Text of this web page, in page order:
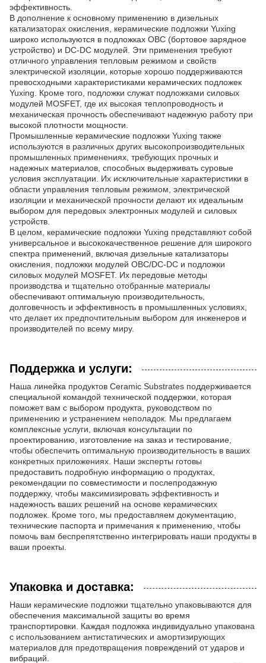
эффективность.
В дополнение к основному применению в дизельных
катализаторах окисления, керамические подложки Yuxing
широко используются в подложках OBC (бортовое зарядное
устройство) и DC-DC модулей. Эти применения требуют
отличного управления тепловым режимом и свойств
электрической изоляции, которые хорошо поддерживаются
превосходными характеристиками керамических подложек
Yuxing. Кроме того, подложки служат подложками силовых
модулей MOSFET, где их высокая теплопроводность и
механическая прочность обеспечивают надежную работу при
высокой плотности мощности.
Промышленные керамические подложки Yuxing также
используются в различных других высокопроизводительных
промышленных применениях, требующих прочных и
надежных материалов, способных выдерживать суровые
условия эксплуатации. Их исключительные характеристики в
области управления тепловым режимом, электрической
изоляции и механической прочности делают их идеальным
выбором для передовых электронных модулей и силовых
устройств.
В целом, керамические подложки Yuxing представляют собой
универсальное и высококачественное решение для широкого
спектра применений, включая дизельные катализаторы
окисления, подложки модулей OBC/DC-DC и подложки
силовых модулей MOSFET. Их передовые методы
производства и тщательно отобранные материалы
обеспечивают оптимальную производительность,
долговечность и эффективность в промышленных условиях,
что делает их предпочтительным выбором для инженеров и
производителей по всему миру.
Поддержка и услуги:
Наша линейка продуктов Ceramic Substrates поддерживается
специальной командой технической поддержки, которая
поможет вам с выбором продукта, руководством по
применению и устранением неполадок. Мы предлагаем
комплексные услуги, включая консультации по
проектированию, изготовление на заказ и тестирование,
чтобы обеспечить оптимальную производительность в ваших
конкретных приложениях. Наши эксперты готовы
предоставить подробную информацию о продуктах,
рекомендации по совместимости и послепродажную
поддержку, чтобы максимизировать эффективность и
надежность ваших решений на основе керамических
подложек. Кроме того, мы предоставляем документацию,
технические паспорта и примечания к применению, чтобы
помочь вам беспрепятственно интегрировать наши продукты в
ваши проекты.
Упаковка и доставка:
Наши керамические подложки тщательно упаковываются для
обеспечения максимальной защиты во время
транспортировки. Каждая подложка индивидуально упакована
с использованием антистатических и амортизирующих
материалов для предотвращения повреждений от ударов и
вибраций.